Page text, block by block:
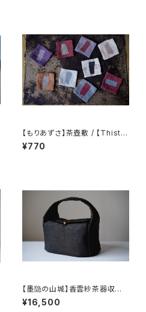
【もりあずさ】茶壺敷 / 【Thistl
e】Teapot Coaster
¥770
【墨隐の山城】香雲紗茶器収納
バッグ 「内袋分離式のアウトドア
ティーバッグ」
¥16,500